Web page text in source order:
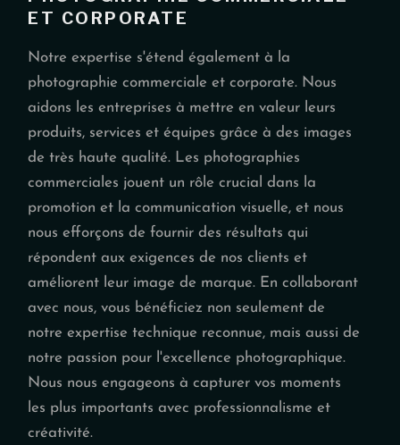
ET CORPORATE
Notre expertise s'étend également à la
photographie commerciale et corporate. Nous
aidons les entreprises à mettre en valeur leurs
produits, services et équipes grâce à des images
de très haute qualité. Les photographies
commerciales jouent un rôle crucial dans la
promotion et la communication visuelle, et nous
nous efforçons de fournir des résultats qui
répondent aux exigences de nos clients et
améliorent leur image de marque. En collaborant
avec nous, vous bénéficiez non seulement de
notre expertise technique reconnue, mais aussi de
notre passion pour l'excellence photographique.
Nous nous engageons à capturer vos moments
les plus importants avec professionnalisme et
créativité.